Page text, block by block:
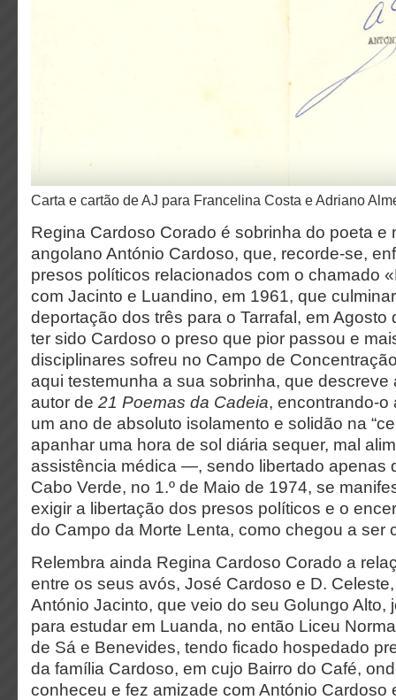
Carta e cartão de AJ para Francelina Costa e Adriano
Regina Cardoso Corado é sobrinha do poeta e
angolano António Cardoso, que, recorde-se,
presos políticos relacionados com o chamado
com Jacinto e Luandino, em 1961, que
deportação dos três para o Tarrafal, em Agosto
ter sido Cardoso o preso que pior passou e
disciplinares sofreu no Campo de
aqui testemunha a sua sobrinha, que descreve
autor de 21 Poemas da Cadeia, encontrando-o
um ano de absoluto isolamento e solidão na
apanhar uma hora de sol diária sequer, mal
assistência médica —, sendo libertado apenas
Cabo Verde, no 1.º de Maio de 1974, se
exigir a libertação dos presos políticos e o
do Campo da Morte Lenta, como chegou a ser
Relembra ainda Regina Cardoso Corado a
entre os seus avós, José Cardoso e D.
António Jacinto, que veio do seu Golungo Alto,
para estudar em Luanda, no então Liceu
de Sá e Benevides, tendo ficado hospedado
da família Cardoso, em cujo Bairro do Café,
conheceu e fez amizade com António Cardoso